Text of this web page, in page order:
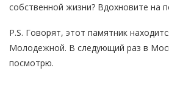
собственной жизни? Вдохновите на
P.S. Говорят, этот памятник
Молодежной. В следующий раз в
посмотрю.